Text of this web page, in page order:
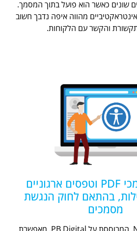
שונים כאשר הוא פועל בתוך המסמך.
מהווה איפה נדבך חשוב
והקשר עם הלקוחות.
הנגשת מסמכי PDF וטפסים ארגוניים
בהתאם לחוק הנגשת
מסמכים